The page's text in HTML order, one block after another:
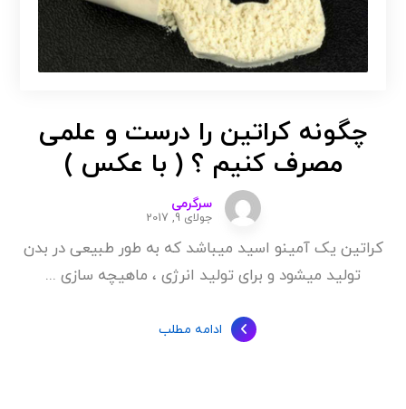
چگونه کراتین را درست و علمی
مصرف کنیم ؟ ( با عکس )
سرگرمی
جولای 9, 2017
کراتین یک آمینو اسید میباشد که به طور طبیعی در بدن
تولید میشود و برای تولید انرژی ، ماهیچه سازی ...
ادامه مطلب